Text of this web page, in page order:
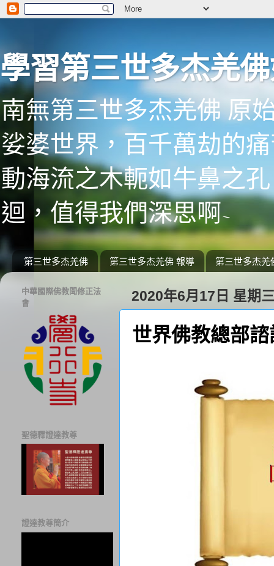
學習第三世多杰羌
南無第三世多杰羌佛 原
娑婆世界，百千萬劫的
動海流之木軛如牛鼻之
迴，值得我們深思啊~
第三世多杰羌佛 第三世多杰羌佛 報導 第三世多杰羌
2020年6月17日 星期
世界佛教總部
中華國際佛教聞修正法
會
聖德釋證達教尊
證達教尊簡介